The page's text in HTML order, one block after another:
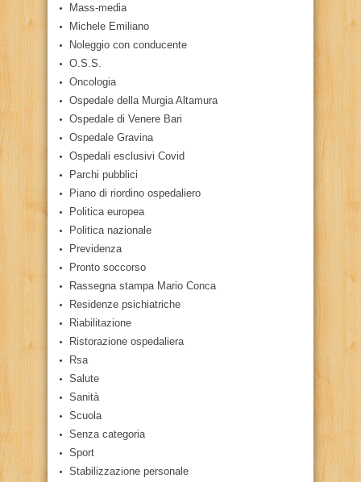
Mass-media
Michele Emiliano
Noleggio con conducente
O.S.S.
Oncologia
Ospedale della Murgia Altamura
Ospedale di Venere Bari
Ospedale Gravina
Ospedali esclusivi Covid
Parchi pubblici
Piano di riordino ospedaliero
Politica europea
Politica nazionale
Previdenza
Pronto soccorso
Rassegna stampa Mario Conca
Residenze psichiatriche
Riabilitazione
Ristorazione ospedaliera
Rsa
Salute
Sanità
Scuola
Senza categoria
Sport
Stabilizzazione personale